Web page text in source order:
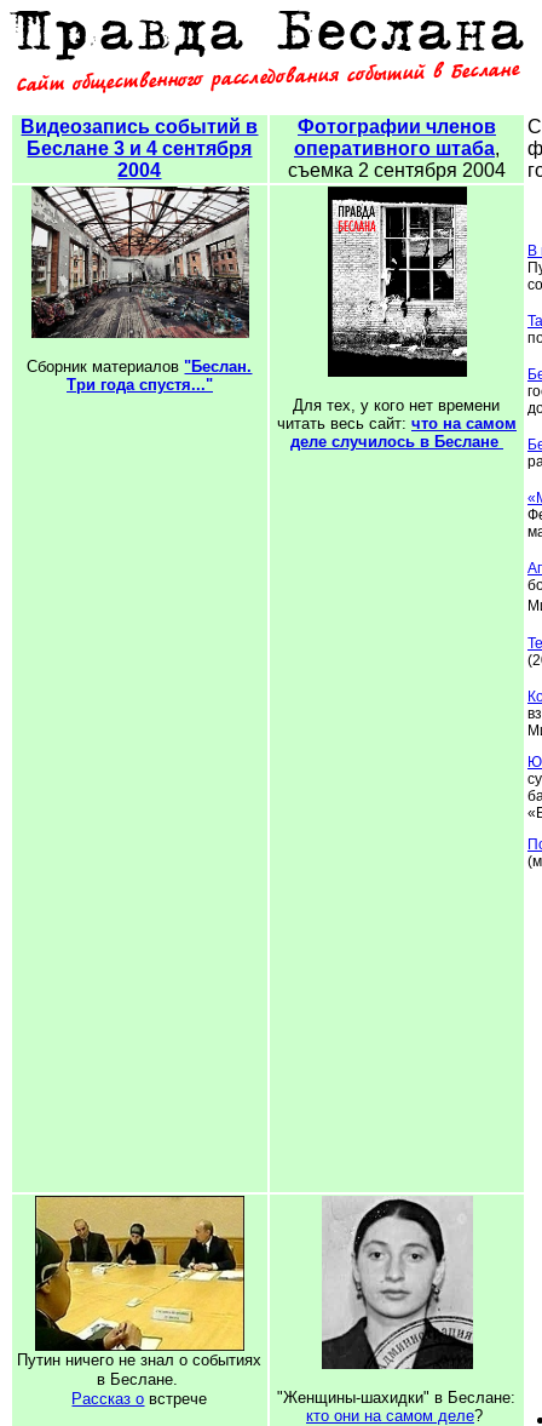
Видеозапись событий в
Беслане 3 и 4 сентября
2004
Фотографии членов
оперативного штаба,
съемка 2 сентября 2004
В
Cборник материалов"Беслан.
Три года спустя..."
Для тех, у кого нет времени
читать весь сайт: что на самом
деле случилось в Беслане
Путин ничего не знал о событиях
в Беслане.
Рассказ о встрече
"Женщины-шахидки" в Беслане:
кто они на самом деле?